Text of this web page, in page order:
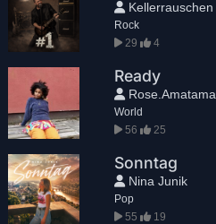
Kellerrauschen
Rock
29
4
Ready
Rose.Amatama
World
56
25
Sonntag
Nina Junik
Pop
55
19